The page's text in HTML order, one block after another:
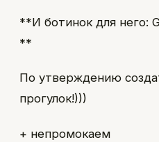
**И ботинок для него:
**
По утверждению
прогулок!)))
+ непромокаем